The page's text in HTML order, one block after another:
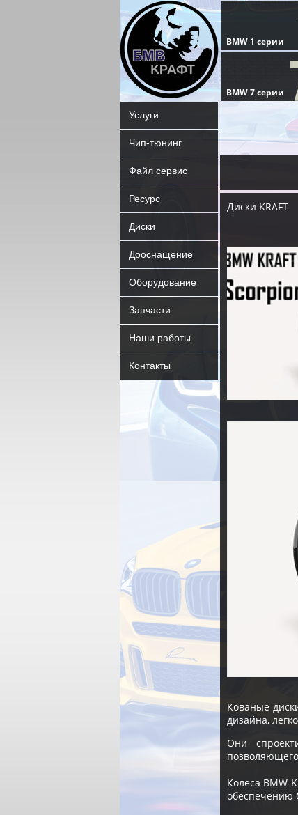
Услуги
Чип-тюнинг
Файл сервис
Ресурс
Диски
Дооснащение
Оборудование
Запчасти
Наши работы
Контакты
Диски KRAFT
Кованые
дизайна,
Они
Колеса BMW-
обеспечению